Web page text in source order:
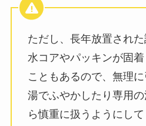
ただし、長年放置され
水コアやパッキンが固
こともあるので、無理
湯でふやかしたり専用
ら慎重に扱うようにして